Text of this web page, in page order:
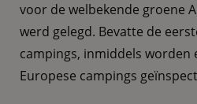
voor de welbekende groene
werd gelegd. Bevatte de
campings, inmiddels worden
Europese campings